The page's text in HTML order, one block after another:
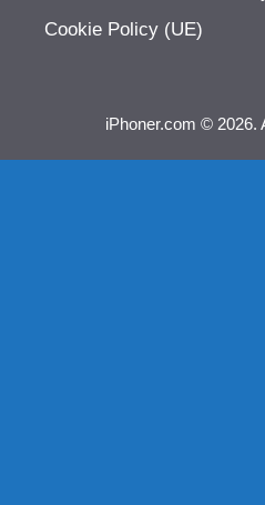
Cookie Policy (UE)
iPhoner.com © 2026.